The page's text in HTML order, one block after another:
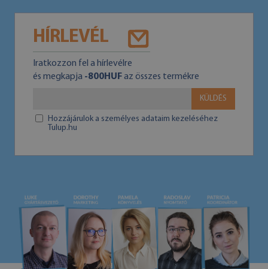
HÍRLEVÉL
Iratkozzon fel a hírlevélre
és megkapja -800HUFaz összes termékre
KÜLDÉS
Hozzájárulok a személyes adataim kezeléséhez
Tulup.hu